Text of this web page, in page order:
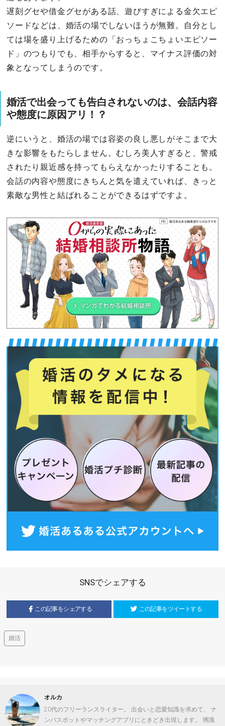
遅刻グセや借金グセがある話、遊びすぎによる金欠エピ
ソードなどは、婚活の場でしないほうが無難。自分とし
ては場を盛り上げるための「おっちょこちょいエピソー
ド」のつもりでも、相手からすると、マイナス評価の対
象となってしまうのです。
婚活で出会っても告白されないのは、会話内容
や態度に原因アリ！？
逆にいうと、婚活の場では容姿の良し悪しがそこまで大
きな影響をもたらしません。むしろ美人すぎると、警戒
されたり親近感を持ってもらえなかったりすることも。
会話の内容や態度にきちんと気を遣えていれば、きっと
素敵な男性と結ばれることができるはずですよ。
SNSでシェアする
この記事をシェアする この記事をツイートする
婚活
オルカ
20代のフリーランスライター。 出会いと恋愛知識を求めて、 ナ
ンパスポットやマッチングアプリにときどき出現します。 博識